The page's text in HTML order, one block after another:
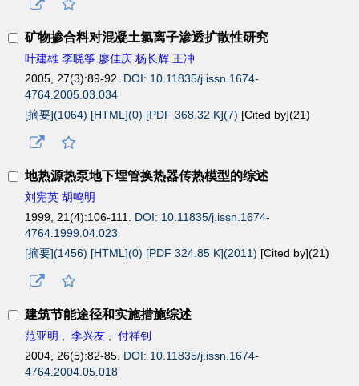
矿物掺合料对混凝土氯离子渗透扩散性研究
叶建雄 李晓筝 廖佳庆 杨长辉 王冲
2005, 27(3):89-92. DOI: 10.11835/j.issn.1674-
4764.2005.03.034
[摘要](1064) [HTML](0) [PDF 368.32 K](7) [Cited by](21)
地热源热泵地下埋管换热器传热模型的综述
刘宪英 胡鸣明
1999, 21(4):106-111. DOI: 10.11835/j.issn.1674-
4764.1999.04.023
[摘要](1456) [HTML](0) [PDF 324.85 K](2011) [Cited by](21)
建筑节能途径和实施措施综述
范亚明 , 李兴友 , 付祥钊
2004, 26(5):82-85. DOI: 10.11835/j.issn.1674-
4764.2004.05.018